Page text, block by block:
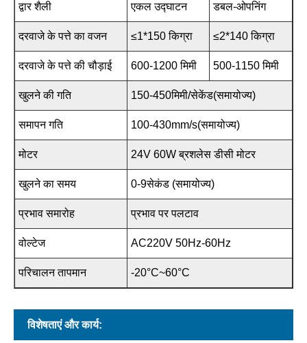
द्वार शैली एकल उद्घाटन डबल-ओपनिंग
दरवाजे के पत्ते का वजन ≤1*150 किग्रा ≤2*140 किग्रा
दरवाजे के पत्ते की चौड़ाई 600-1200 मिमी 500-1150 मिमी
खुलने की गति 150-450मिमी/सेकेंड(समायोज्य)
समापन गति 100-430mm/s(समायोज्य)
मोटर 24V 60W ब्रशलेस डीसी मोटर
खुलने का समय 0-9सेकंड (समायोज्य)
प्रभाव समारोह प्रभाव पर पलटाव
वोल्टेज AC220V 50Hz-60Hz
परिचालन तापमान -20°C~60°C
विशेषताएं और कार्य: